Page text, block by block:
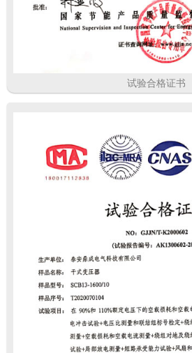
试验合格证书